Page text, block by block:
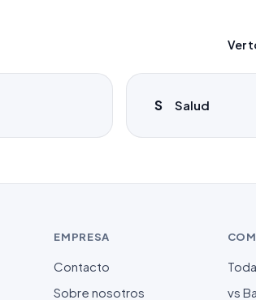
Ver
S Salud
EMPRESA
Contacto
Sobre nosotros
vs